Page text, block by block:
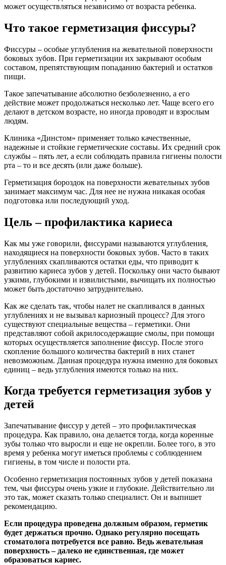
может осуществляться независимо от возраста ребенка.
Что такое герметизация фиссуры?
Фиссуры – особые углубления на жевательной поверхности
боковых зубов. При герметизации их закрывают особым
составом, препятствующим попаданию бактерий и остатков
пищи.
Такое запечатывание абсолютно безболезненно, а его
действие может продолжаться несколько лет. Чаще всего его
делают в детском возрасте, но иногда проводят и взрослым
людям.
Клиника «Динстом» применяет только качественные,
надежные и стойкие герметические составы. Их средний срок
службы – пять лет, а если соблюдать правила гигиены полости
рта – то и все десять (или даже больше).
Герметизация бороздок на поверхности жевательных зубов
занимает максимум час. Для нее не нужна никакая особая
подготовка или последующий уход.
Цель – профилактика кариеса
Как мы уже говорили, фиссурами называются углубления,
находящиеся на поверхности боковых зубов. Часто в таких
углублениях скапливаются остатки еды, что приводит к
развитию кариеса зубов у детей. Поскольку они часто бывают
узкими, глубокими и извилистыми, вычищать их полностью
может быть достаточно затруднительно.
Как же сделать так, чтобы налет не скапливался в данных
углублениях и не вызывал кариозный процесс? Для этого
существуют специальные вещества – герметики. Они
представляют собой акрилосодержащие смолы, при помощи
которых осуществляется заполнение фиссур. После этого
скопление большого количества бактерий в них станет
невозможным. Данная процедура нужна именно для боковых
единиц – ведь углубления имеются только на них.
Когда требуется герметизация зубов у
детей
Запечатывание фиссур у детей – это профилактическая
процедура. Как правило, она делается тогда, когда коренные
зубы только что выросли и еще не окрепли. Более того, в это
время у ребенка могут иметься проблемы с соблюдением
гигиены, в том числе и полости рта.
Особенно герметизация постоянных зубов у детей показана
тем, чьи фиссуры очень узкие и глубокие. Действительно ли
это так, может сказать только специалист. Он и выпишет
рекомендацию.
Если процедура проведена должным образом, герметик
будет держаться прочно. Однако регулярно посещать
стоматолога потребуется все равно. Ведь жевательная
поверхность – далеко не единственная, где может
образоваться кариес.